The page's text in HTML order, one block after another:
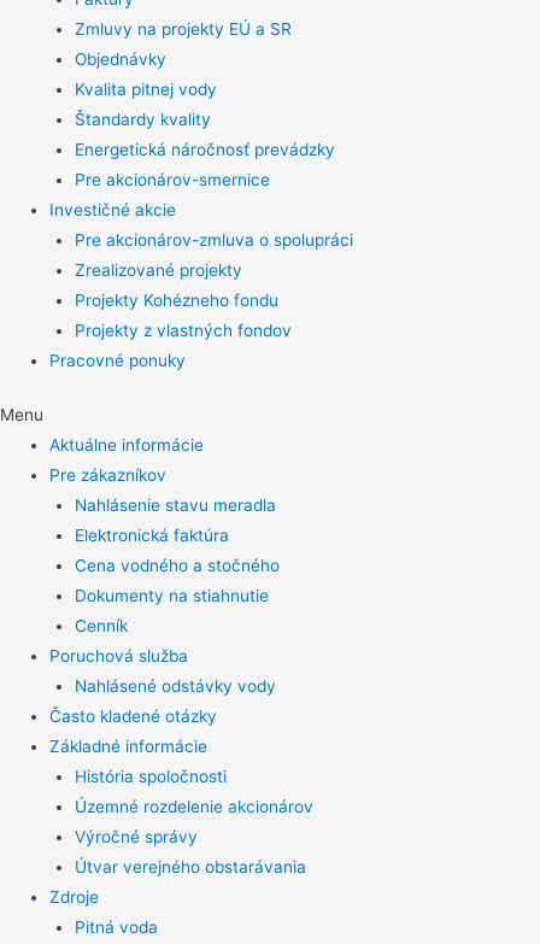
Zmluvy na projekty EÚ a SR
Objednávky
Kvalita pitnej vody
Štandardy kvality
Energetická náročnosť prevádzky
Pre akcionárov-smernice
Investičné akcie
Pre akcionárov-zmluva o spolupráci
Zrealizované projekty
Projekty Kohézneho fondu
Projekty z vlastných fondov
Pracovné ponuky
Menu
Aktuálne informácie
Pre zákazníkov
Nahlásenie stavu meradla
Elektronická faktúra
Cena vodného a stočného
Dokumenty na stiahnutie
Cenník
Poruchová služba
Nahlásené odstávky vody
Často kladené otázky
Základné informácie
História spoločnosti
Územné rozdelenie akcionárov
Výročné správy
Útvar verejného obstarávania
Zdroje
Pitná voda